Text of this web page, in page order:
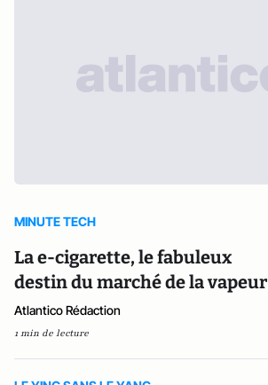
MINUTE TECH
La e-cigarette, le fabuleux
destin du marché de la vapeur
Atlantico Rédaction
1 min de lecture